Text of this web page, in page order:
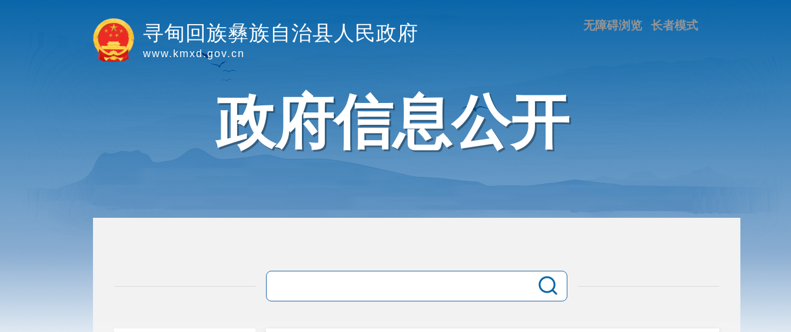
长者模式
无障碍浏览
寻甸回族彝族自治县人民政府
www.kmxd.gov.cn
政府信息公开